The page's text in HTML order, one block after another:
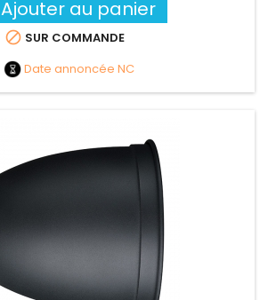
Ajouter au panier
 SUR COMMANDE
Date annoncée NC